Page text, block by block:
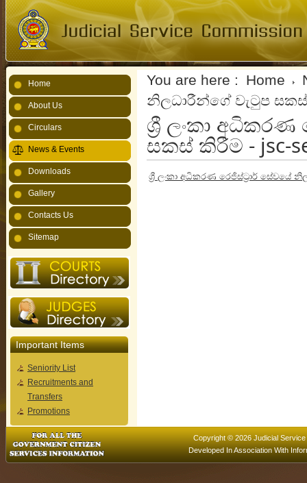
You are here : Home
නිලධාරීන්ගේ වැටුප සකස්
ශ්‍රී ලංකා
සකස් කිරීම - jsc-
ශ්‍රී ලංකා අධිකරණ රෙජිස්ට්‍රාර් සේවයේ
Home
About Us
Circulars
News & Events
Downloads
Gallery
Contacts Us
Sitemap
Important Items
Seniority List
Recruitments and
Transfers
Promotions
Copyright © 2026 Judicial
Developed In Association With